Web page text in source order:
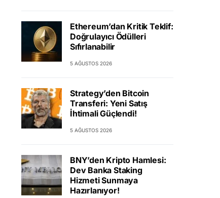
Ethereum’dan Kritik Teklif:
Doğrulayıcı Ödülleri
Sıfırlanabilir
5 AĞUSTOS 2026
Strategy’den Bitcoin
Transferi: Yeni Satış
İhtimali Güçlendi!
5 AĞUSTOS 2026
BNY’den Kripto Hamlesi:
Dev Banka Staking
Hizmeti Sunmaya
Hazırlanıyor!